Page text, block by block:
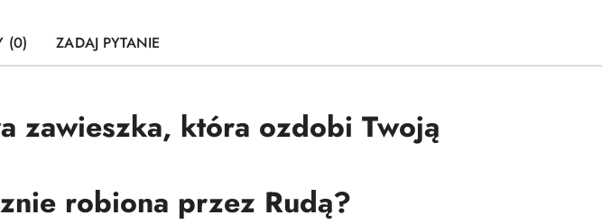
(0) ZADAJ PYTANIE
zawieszka, która ozdobi Twoją
robiona przez Rudą?